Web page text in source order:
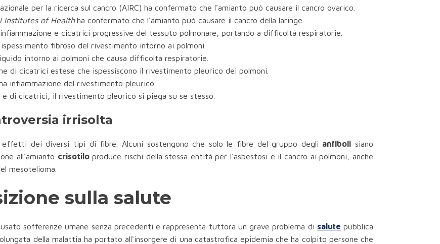
per la ricerca sul cancro (AIRC) ha confermato che l'amianto può causare il cancro ovarico.
Institutes of Health ha confermato che l'amianto può causare il cancro della laringe.
e cicatrici progressive del tessuto polmonare, portando a difficoltà respiratorie.
fibroso del rivestimento intorno ai polmoni.
intorno ai polmoni che causa difficoltà respiratorie.
di cicatrici estese che ispessiscono il rivestimento pleurico dei polmoni.
infiammazione del rivestimento pleurico.
e di cicatrici, il rivestimento pleurico si piega su se stesso.
irrisolta
dei diversi tipi di fibre. Alcuni sostengono che solo le fibre del gruppo degli anfiboli siano
all'amianto crisotiloproduce rischi della stessa entità per l'asbestosi e il cancro ai polmoni, anche
mesotelioma.
sulla salute
sofferenze umane senza precedenti e rappresenta tuttora un grave problema di salute pubblica
della malattia ha portato all'insorgere di una catastrofica epidemia che ha colpito persone che